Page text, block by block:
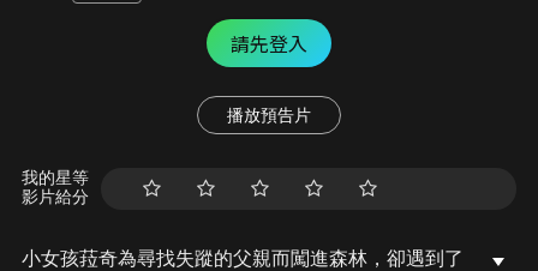
請先登入
播放預告片
我的星等
影片給分
小女孩菈奇為尋找失蹤的父親而闖進森林，卻遇到了